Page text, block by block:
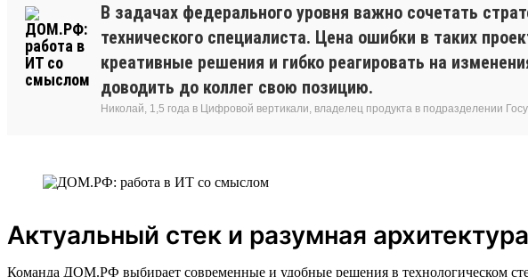
В задачах федерального уровня важно сочетать
технического специалиста. Цена ошибки в таких
креативные решения и гибко реагировать на
доводить до коллег свою позицию.
Николай, 1,5 года в Цифровой вертикали, владелец продукта в подразделении
Актуальный стек и разумная архитектура
Команда ДОМ.РФ выбирает современные и удобные решения в технологическом